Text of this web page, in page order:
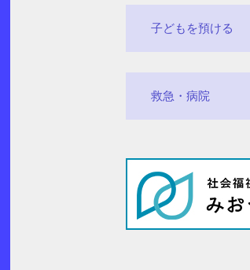
子どもを預ける
救急・病院